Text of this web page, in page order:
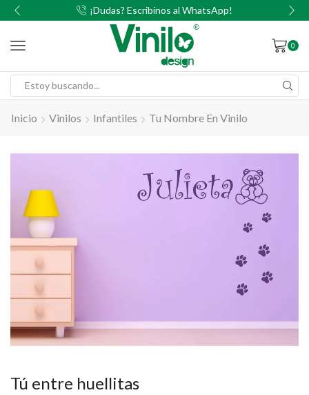
¡Dudas? Escribinos al WhatsApp!
0
Inicio Vinilos Infantiles Tu Nombre En Vinilo
Tú entre huellitas